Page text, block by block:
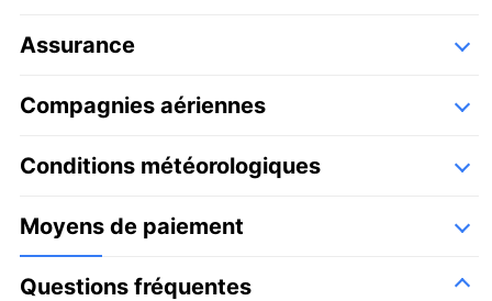
Assurance
Compagnies aériennes
Skyview
Conditions météorologiques
Moyens de paiement
Questions fréquentes